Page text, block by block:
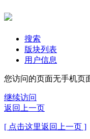
搜索
版块列表
用户信息
您访问的页面无手机页
继续访问
返回上一页
[ 点击这里返回上一页 ]